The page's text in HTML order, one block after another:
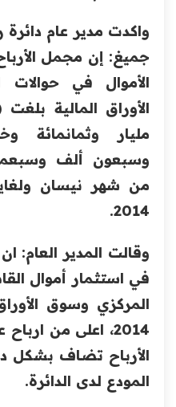
واكدت مدير عام
جميغ: إن مجمل
الأموال في
مليار
وسبعون ألف
من شهر نيسان
2014.
وقالت المدير العام:
في استثمار أموال
المركزي وسوق
الأرباح تضاف بشكل
المودع لدى الدائرة.